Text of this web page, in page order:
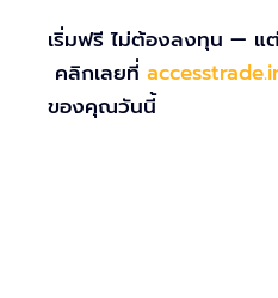
เริ่มฟรี ไม่ต้องลงทุน — แ
คลิกเลยที่
ของคุณวันนี้